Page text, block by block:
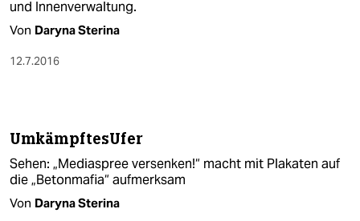
und Innenverwaltung.
Von Daryna Sterina
12.7.2016
UmkämpftesUfer
Sehen: „Mediaspree versenken!“ macht mit Plakaten auf
die „Beton­mafia“ aufmerksam
Von Daryna Sterina